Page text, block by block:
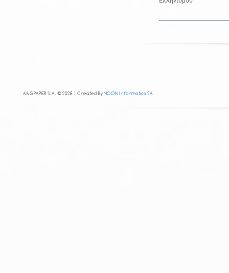
A&G PAPER S.A. © 2025 | Created ByNOON Informatics SA